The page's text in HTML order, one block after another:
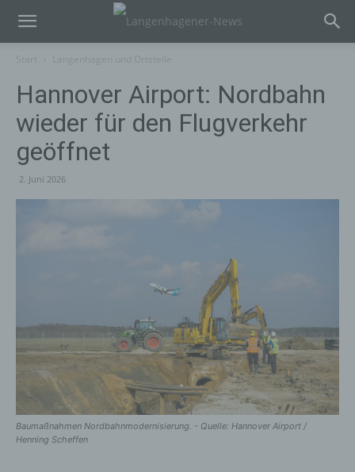
Hannover Airport: Nordbahn
wieder für den Flugverkehr
geöffnet
2. Juni 2026
Baumaßnahmen Nordbahnmodernisierung. - Quelle: Hannover Airport /
Henning Scheffen